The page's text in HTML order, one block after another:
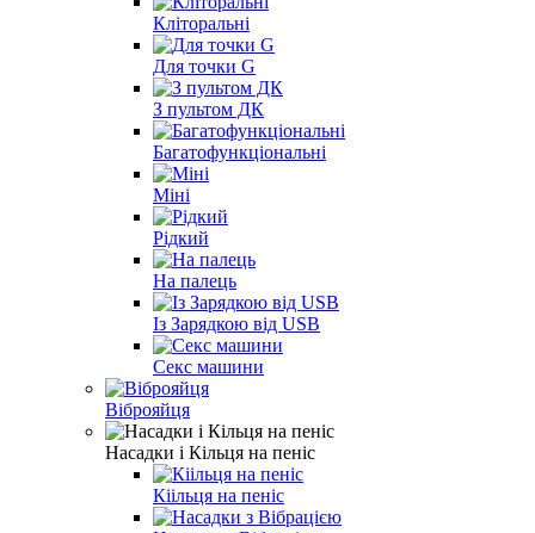
Кліторальні
Для точки G
З пультом ДК
Багатофункціональні
Міні
Рідкий
На палець
Із Зарядкою від USB
Секс машини
Віброяйця
Насадки і Кільця на пеніс
Кіільця на пеніс